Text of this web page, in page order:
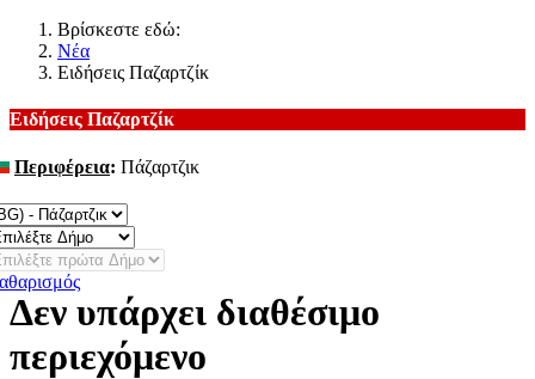
Βρίσκεστε εδώ:
Νέα
Ειδήσεις Παζαρτζίκ
Ειδήσεις Παζαρτζίκ
Περιφέρεια: Πάζαρτζικ
Δεν υπάρχει διαθέσιμο
περιεχόμενο